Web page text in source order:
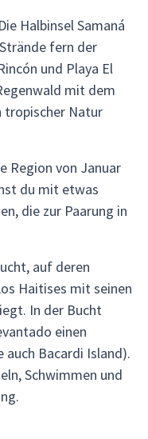
Halbinsel Samaná
fern der
und Playa El
mit dem
tropischer Natur
Region von Januar
du mit etwas
die zur Paarung in
auf deren
Haitises mit seinen
In der Bucht
einen
auch Bacardi Island).
Schwimmen und